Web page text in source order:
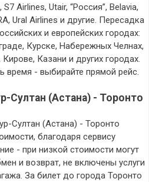
Airlines, Utair, “Россия”, Belavia,
Ural Airlines и другие. Пересадка
и европейских городах:
Курске, Набережных Челнах,
Казани и других городах.
время - выбирайте прямой рейс.
Султан (Астана) - Торонто
Султан (Астана) - Торонто
благодаря сервису
- при низкой стоимости могут
и возврат, не включены услуги
За билет до города Торонто